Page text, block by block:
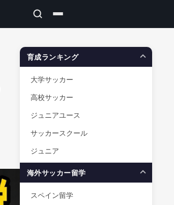
育成ランキング
大学サッカー
高校サッカー
ジュニアユース
サッカースクール
ジュニア
海外サッカー留学
スペイン留学